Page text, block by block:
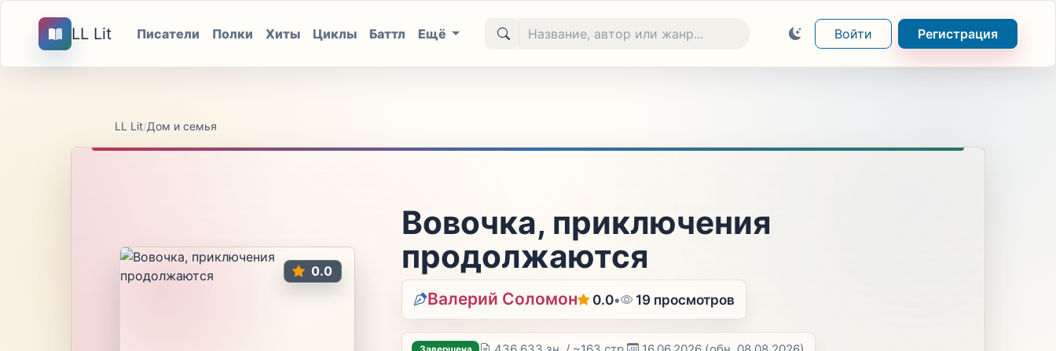
LL Lit Писатели Полки Хиты Циклы Баттл Ещё Войти Регистрация
LL Lit/Дом и семья
0.0
Вовочка, приключения
продолжаются
Валерий Соломон 0.0• 19 просмотров